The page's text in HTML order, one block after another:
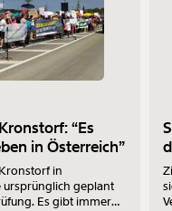
“Es
in Österreich”
in
ursprünglich geplant
Es gibt immer